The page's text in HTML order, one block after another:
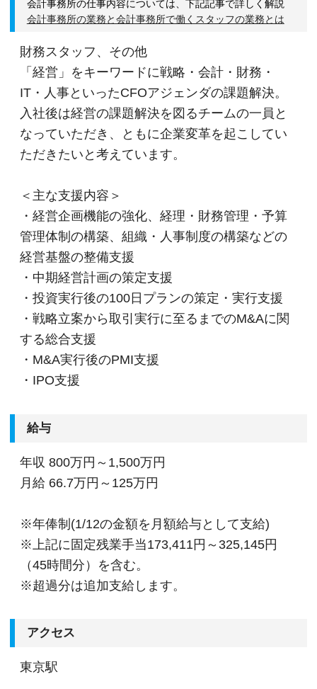
会計事務所の仕事内容については、下記記事で詳しく解説
会計事務所の業務と会計事務所で働くスタッフの業務とは
財務スタッフ、その他
「経営」をキーワードに戦略・会計・財務・
IT・人事といったCFOアジェンダの課題解決。
入社後は経営の課題解決を図るチームの一員と
なっていただき、ともに企業変革を起こしてい
ただきたいと考えています。
＜主な支援内容＞
・経営企画機能の強化、経理・財務管理・予算
管理体制の構築、組織・人事制度の構築などの
経営基盤の整備支援
・中期経営計画の策定支援
・投資実行後の100日プランの策定・実行支援
・戦略立案から取引実行に至るまでのM&Aに関
する総合支援
・M&A実行後のPMI支援
・IPO支援
給与
年収 800万円～1,500万円
月給 66.7万円～125万円
※年俸制(1/12の金額を月額給与として支給)
※上記に固定残業手当173,411円～325,145円
（45時間分）を含む。
※超過分は追加支給します。
アクセス
東京駅